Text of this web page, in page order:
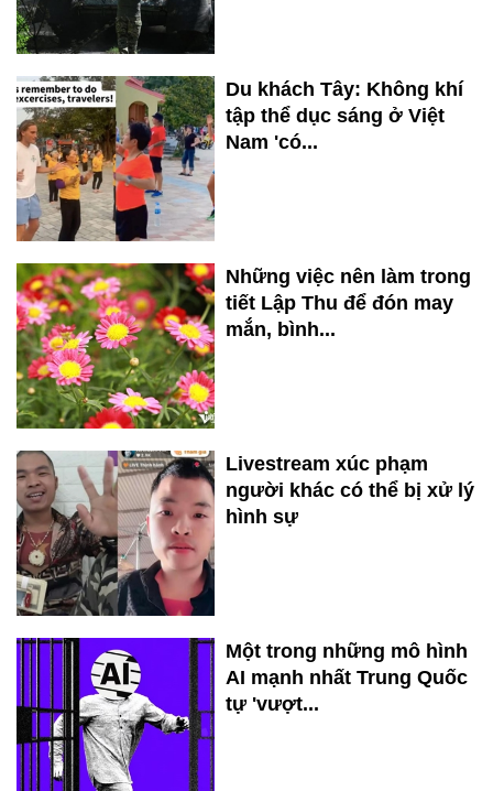
Du khách Tây: Không khí
tập thể dục sáng ở Việt
Nam 'có...
Những việc nên làm trong
tiết Lập Thu để đón may
mắn, bình...
Livestream xúc phạm
người khác có thể bị xử lý
hình sự
Một trong những mô hình
AI mạnh nhất Trung Quốc
tự 'vượt...